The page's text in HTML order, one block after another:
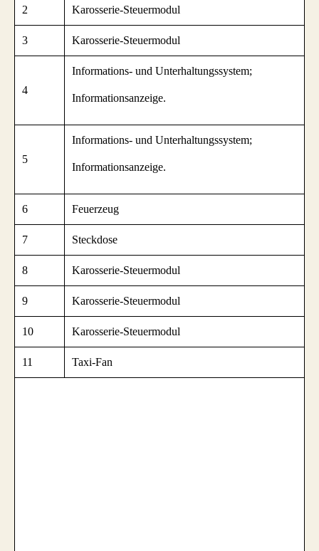
2 Karosserie-Steuermodul
3 Karosserie-Steuermodul
4
Informations- und Unterhaltungssystem;
Informationsanzeige.
5
Informations- und Unterhaltungssystem;
Informationsanzeige.
6 Feuerzeug
7 Steckdose
8 Karosserie-Steuermodul
9 Karosserie-Steuermodul
10 Karosserie-Steuermodul
11 Taxi-Fan